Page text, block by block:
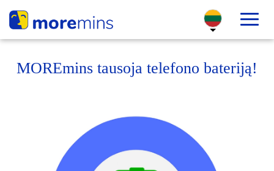
MOREmins tausoja telefono bateriją!